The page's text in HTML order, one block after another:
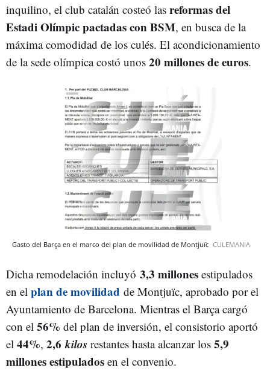
inquilino, el club catalán costeó las reformas del
Estadi Olímpic pactadas con BSM, en busca de la
máxima comodidad de los culés. El acondicionamiento
de la sede olímpica costó unos 20 millones de euros.
Gasto del Barça en el marco del plan de movilidad de Montjuïc CULEMANIA
Dicha remodelación incluyó 3,3 millones estipulados
en el plan de movilidad de Montjuïc, aprobado por el
Ayuntamiento de Barcelona. Mientras el Barça cargó
con el 56% del plan de inversión, el consistorio aportó
el 44%, 2,6kilos restantes hasta alcanzar los 5,9
millones estipulados en el convenio.